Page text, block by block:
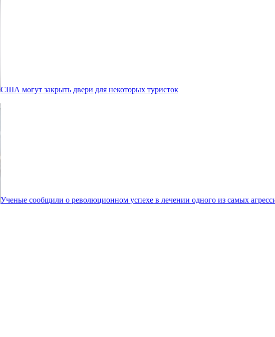
США могут закрыть двери для некоторых туристок
Ученые сообщили о революционном успехе в лечении одного из самых